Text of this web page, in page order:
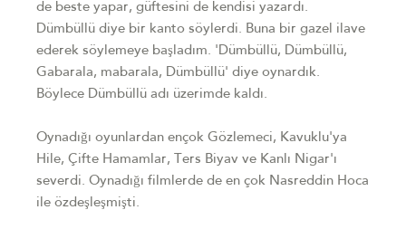
de beste yapar, güftesini de kendisi yazardı.
Dümbüllü diye bir kanto söylerdi. Buna bir gazel ilave
ederek söylemeye başladım. 'Dümbüllü, Dümbüllü,
Gabarala, mabarala, Dümbüllü' diye oynardık.
Böylece Dümbüllü adı üzerimde kaldı.
Oynadığı oyunlardan ençok Gözlemeci, Kavuklu'ya
Hile, Çifte Hamamlar, Ters Biyav ve Kanlı Nigar'ı
severdi. Oynadığı filmlerde de en çok Nasreddin Hoca
ile özdeşleşmişti.